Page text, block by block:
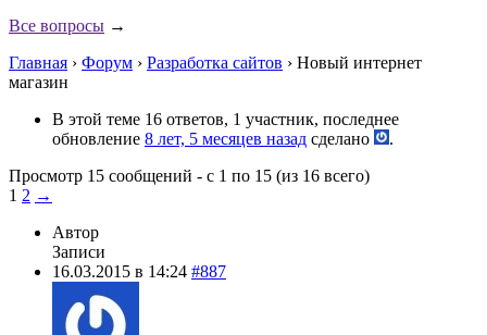
Все вопросы →
Главная › Форум › Разработка сайтов › Новый интернет
магазин
В этой теме 16 ответов, 1 участник, последнее
обновление 8 лет, 5 месяцев назад сделано
.
Просмотр 15 сообщений - с 1 по 15 (из 16 всего)
1 2 →
Автор
Записи
16.03.2015 в 14:24 #887